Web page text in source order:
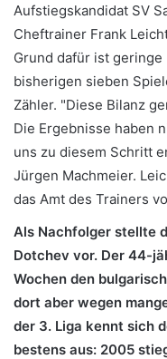
Aufstiegskandidat SV
Cheftrainer Frank
Grund dafür ist
bisherigen sieben
Zähler. "Diese Bilanz
Die Ergebnisse haben
uns zu diesem Schritt
Jürgen Machmeier.
das Amt des Trainers
Als Nachfolger stellte
Dotchev vor. Der 44-
Wochen den
dort aber wegen
der 3. Liga kennt sich
bestens aus: 2005